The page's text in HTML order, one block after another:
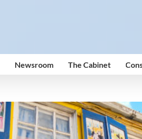
Newsroom The Cabinet